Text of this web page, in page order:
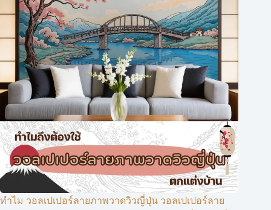
ทำไม วอลเปเปอร์ลายภาพวาดวิวญี่ปุ่น วอลเปเปอร์ลาย